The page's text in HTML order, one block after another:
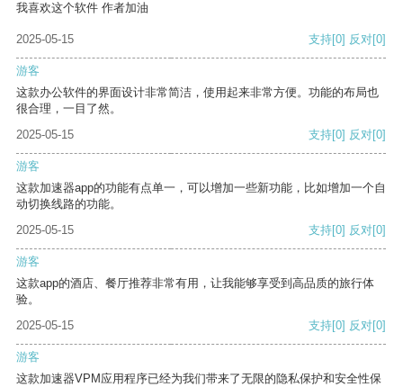
我喜欢这个软件 作者加油
2025-05-15 支持[0] 反对[0]
游客
这款办公软件的界面设计非常简洁，使用起来非常方便。功能的布局也
很合理，一目了然。
2025-05-15
支持[0] 反对[0]
游客
这款加速器app的功能有点单一，可以增加一些新功能，比如增加一个自
动切换线路的功能。
2025-05-15
支持[0] 反对[0]
游客
这款app的酒店、餐厅推荐非常有用，让我能够享受到高品质的旅行体
验。
2025-05-15
支持[0] 反对[0]
游客
这款加速器VPM应用程序已经为我们带来了无限的隐私保护和安全性保